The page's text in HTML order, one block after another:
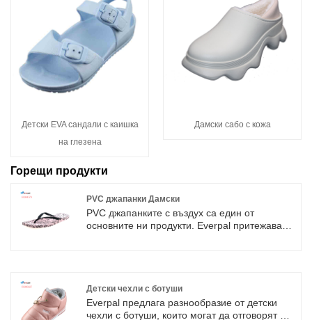
Детски EVA сандали с каишка
на глезена
Дамски сабо с кожа
Горещи продукти
PVC джапанки Дамски
PVC джапанките с въздух са един от
основните ни продукти. Everpal притежава
вредните за здравето. Ние можем да
предоставим доклад от теста за вас.
Детски чехли с ботуши
Everpal предлага разнообразие от детски
чехли с ботуши, които могат да отговорят на